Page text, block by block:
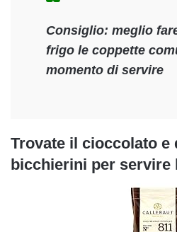
Consiglio: meglio
frigo le coppette
momento di servire
Trovate il cioccolato e
bicchierini per servire